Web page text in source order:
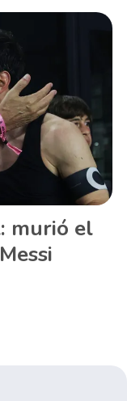
murió el